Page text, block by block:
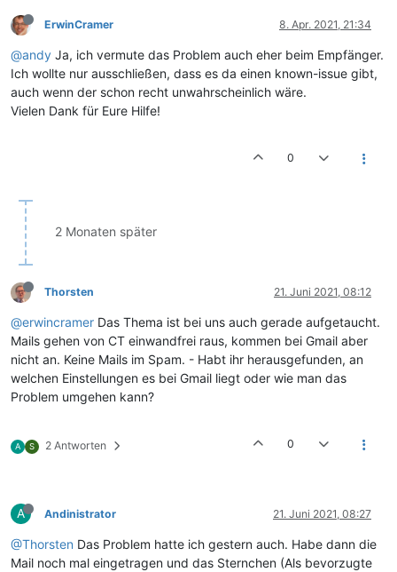
ErwinCramer 8. Apr. 2021, 21:34
@andy Ja, ich vermute das Problem auch eher beim Empfänger.
Ich wollte nur ausschließen, dass es da einen known-issue gibt,
auch wenn der schon recht unwahrscheinlich wäre.
Vielen Dank für Eure Hilfe!
0
2 Monaten später
Thorsten 21. Juni 2021, 08:12
@erwincramer Das Thema ist bei uns auch gerade aufgetaucht.
Mails gehen von CT einwandfrei raus, kommen bei Gmail aber
nicht an. Keine Mails im Spam. - Habt ihr herausgefunden, an
welchen Einstellungen es bei Gmail liegt oder wie man das
Problem umgehen kann?
A S 2 Antworten 0
A Andinistrator 21. Juni 2021, 08:27
@Thorsten Das Problem hatte ich gestern auch. Habe dann die
Mail noch mal eingetragen und das Sternchen (Als bevorzugte